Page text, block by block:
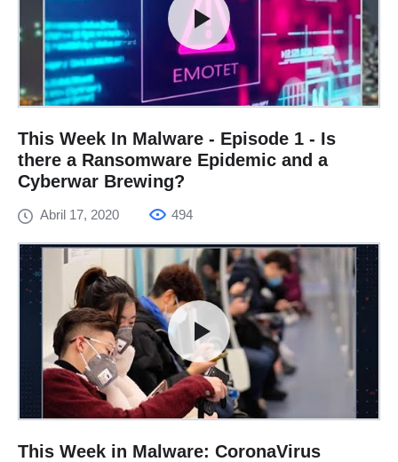
This Week In Malware - Episode 1 - Is
there a Ransomware Epidemic and a
Cyberwar Brewing?
Abril 17, 2020 494
This Week in Malware: CoronaVirus